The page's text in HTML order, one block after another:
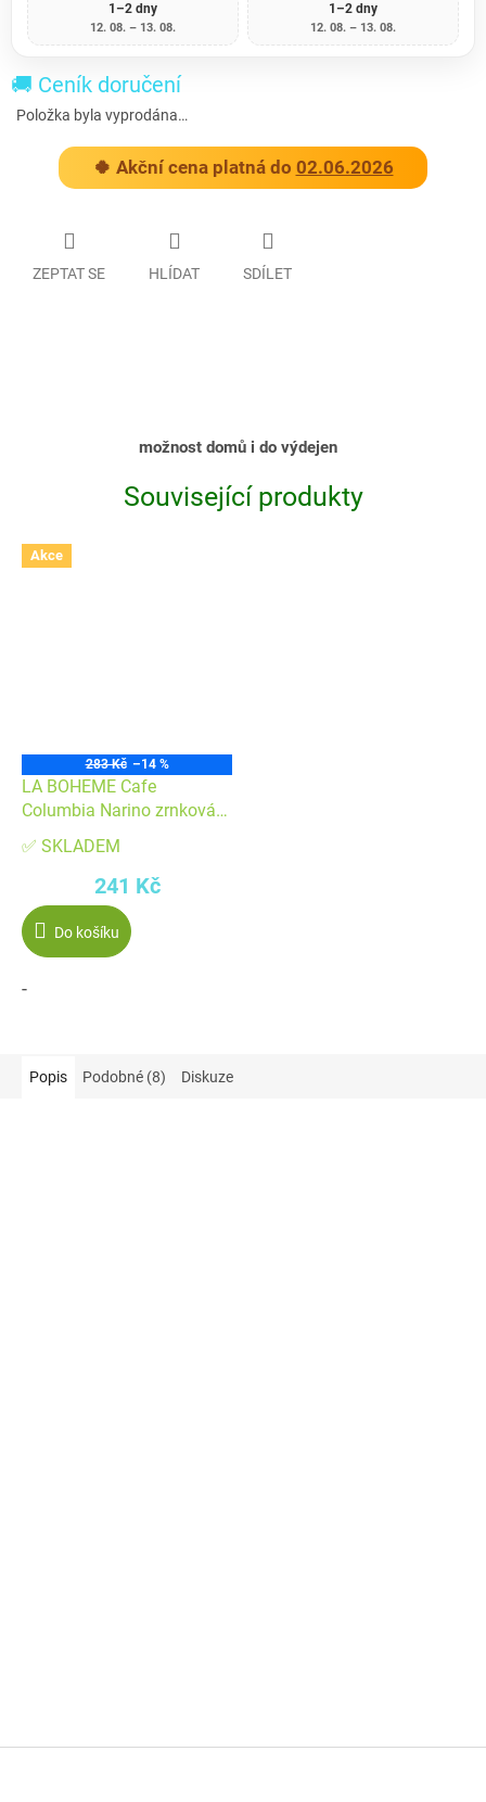
1–2 dny
12. 08. – 13. 08.
1–2 dny
12. 08. – 13. 08.
🚚 Ceník doručení
Položka byla vyprodána…
🍀 Akční cena platná do 02.06.2026
ZEPTAT SE HLÍDAT SDÍLET
možnost domů i do výdejen
Související produkty
Akce
283 Kč –14 %
LA BOHEME Cafe
Columbia Narino zrnková
226 g
✅ SKLADEM
241 Kč
Do košíku
-
Popis Podobné (8) Diskuze